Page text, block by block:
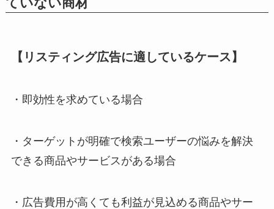
ていない商材
【リスティング広告に適しているケース】
・即効性を求めている場合
・ターゲットが明確で検索ユーザーの悩みを解決
できる商品やサービスがある場合
・広告費用が高くても利益が見込める商品やサー